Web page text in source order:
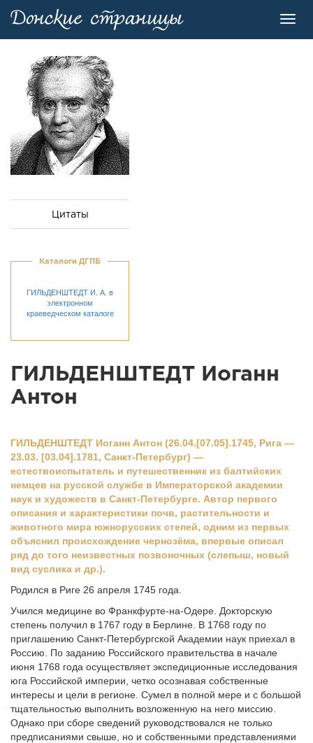
Цитаты
Каталоги ДГПБ
ГИЛЬДЕНШТЕДТ И. А. в
электронном
краеведческом каталоге
ГИЛЬДЕНШТЕДТ Иоганн
Антон
ГИЛЬДЕНШТЕДТ Иоганн Антон (26.04.[07.05].1745, Рига —
23.03. [03.04].1781, Санкт-Петербург) —
естествоиспытатель и путешественник из балтийских
немцев на русской службе в Императорской академии
наук и художеств в Санкт-Петербурге. Автор первого
описания и характеристики почв, растительности и
животного мира южнорусских степей, одним из первых
объяснил происхождение чернозёма, впервые описал
ряд до того неизвестных позвоночных (слепыш, новый
вид суслика и др.).
Родился в Риге 26 апреля 1745 года.
Учился медицине во Франкфурте-на-Одере. Докторскую
степень получил в 1767 году в Берлине. В 1768 году по
приглашению Санкт-Петербургской Академии наук приехал в
Россию. По заданию Российского правительства в начале
июня 1768 года осуществляет экспедиционные исследования
юга Российской империи, четко осознавая собственные
интересы и цели в регионе. Сумел в полной мере и с большой
тщательностью выполнить возложенную на него миссию.
Однако при сборе сведений руководствовался не только
предписаниями свыше, но и собственными представлениями